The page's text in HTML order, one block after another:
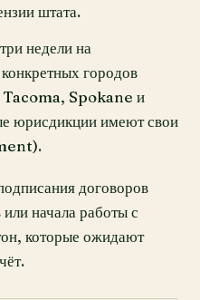
штата.
недели на
городов
Spokane и
юрисдикции имеют свои
договоров
начала работы с
которые ожидают